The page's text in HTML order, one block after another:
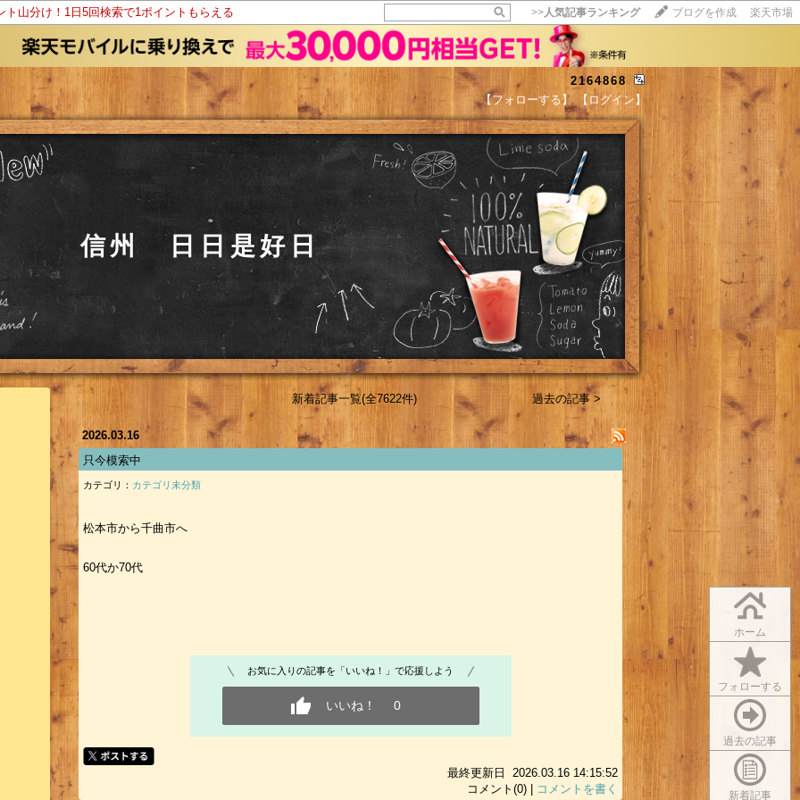
ト山分け！1日5回検索で1ポイントもらえる >>人気記事ランキング ブログを作成 楽天市場
2164868
【フォローする】
【ログイン】
信州 日日是好日
ホーム
フォローする
過去の記事
新着記事
15記事にいいね！で1ポイント
10秒滞在
いいね!
新着記事一覧(全7622件) 過去の記事 >
2026.03.16
只今模索中
カテゴリ： カテゴリ未分類
松本市から千曲市へ
60代か70代
お気に入りの記事を「いいね！」で応援しよう
いいね！ 0
最終更新日 2026.03.16 14:15:52
コメント(0) |
コメントを書く